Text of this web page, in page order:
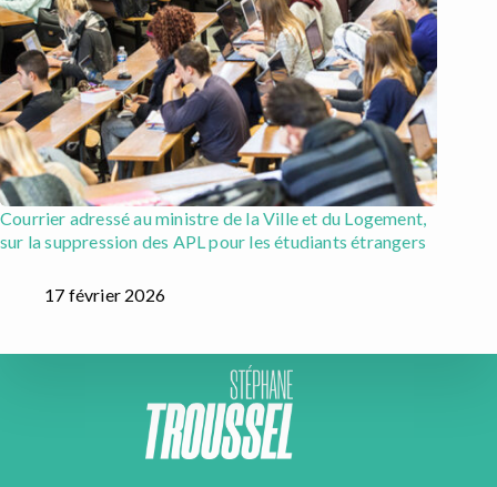
Courrier adressé au ministre de la Ville et du Logement,
sur la suppression des APL pour les étudiants étrangers
17 février 2026